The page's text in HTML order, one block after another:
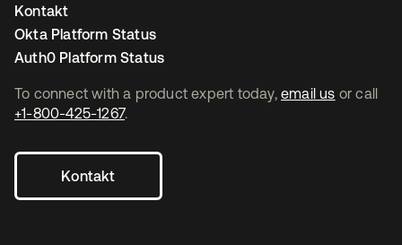
To connect with a product expert today, email us or call
+1-800-425-1267.
Kontakt
Kontakt
Okta Platform Status
Auth0 Platform Status